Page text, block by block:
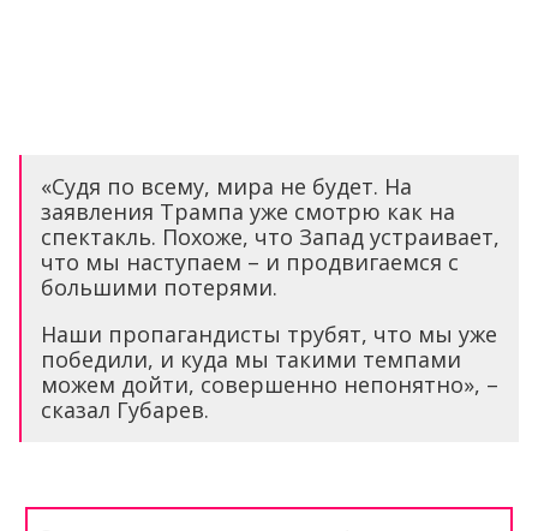
«Судя по всему, мира не будет. На
заявления Трампа уже смотрю как на
спектакль. Похоже, что Запад устраивает,
что мы наступаем – и продвигаемся с
большими потерями.
Наши пропагандисты трубят, что мы уже
победили, и куда мы такими темпами
можем дойти, совершенно непонятно», –
сказал Губарев.